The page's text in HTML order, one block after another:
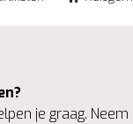
je graag.